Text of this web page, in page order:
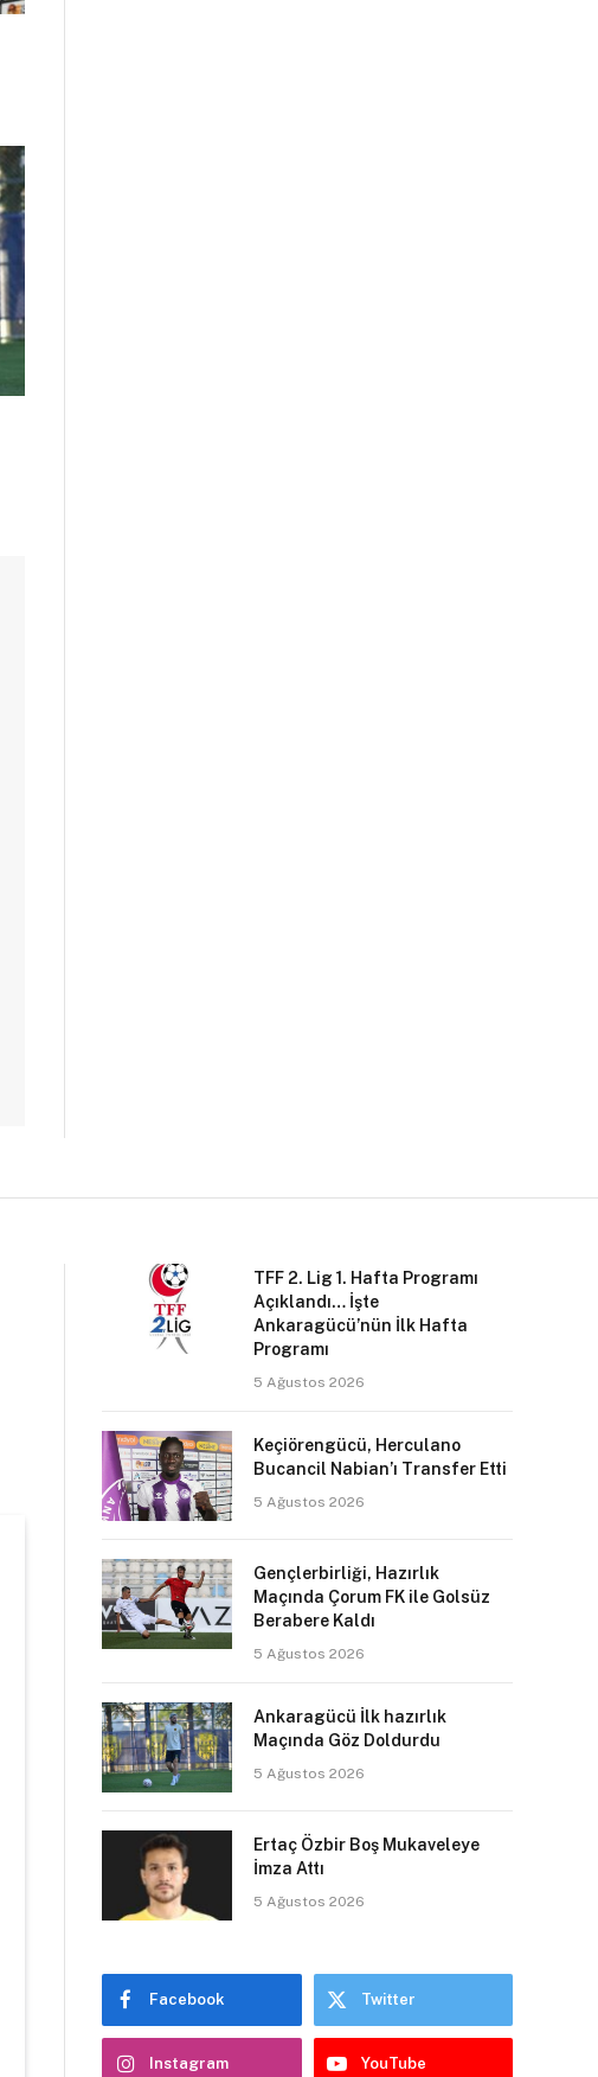
TFF 2. Lig 1. Hafta Programı
Açıklandı… İşte
Ankaragücü’nün İlk Hafta
Programı
5 Ağustos 2026
Keçiörengücü, Herculano
Bucancil Nabian’ı Transfer Etti
5 Ağustos 2026
Gençlerbirliği, Hazırlık
Maçında Çorum FK ile Golsüz
Berabere Kaldı
5 Ağustos 2026
Ankaragücü İlk hazırlık
Maçında Göz Doldurdu
5 Ağustos 2026
Ertaç Özbir Boş Mukaveleye
İmza Attı
5 Ağustos 2026
Facebook Twitter
Instagram YouTube